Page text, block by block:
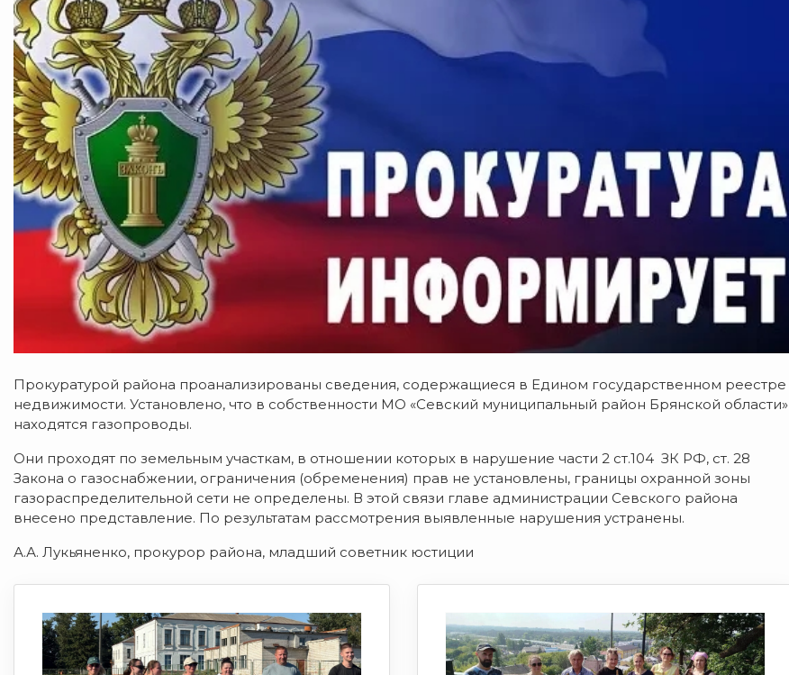
Прокуратурой района проанализированы сведения, содержащиеся в Едином государственном реестре
недвижимости. Установлено, что в собственности МО «Севский муниципальный район Брянской области»
находятся газопроводы.
Они проходят по земельным участкам, в отношении которых в нарушение части 2 ст.104 ЗК РФ, ст. 28
Закона о газоснабжении, ограничения (обременения) прав не установлены, границы охранной зоны
газораспределительной сети не определены. В этой связи главе администрации Севского района
внесено представление. По результатам рассмотрения выявленные нарушения устранены.
А.А. Лукьяненко, прокурор района, младший советник юстиции